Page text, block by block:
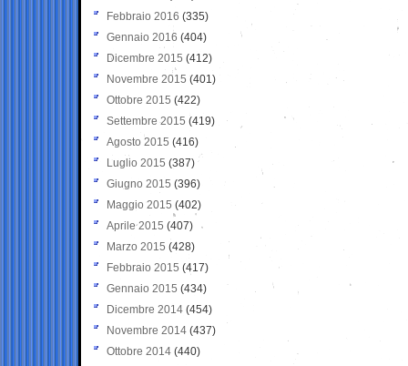
Febbraio 2016 (335)
Gennaio 2016 (404)
Dicembre 2015 (412)
Novembre 2015 (401)
Ottobre 2015 (422)
Settembre 2015 (419)
Agosto 2015 (416)
Luglio 2015 (387)
Giugno 2015 (396)
Maggio 2015 (402)
Aprile 2015 (407)
Marzo 2015 (428)
Febbraio 2015 (417)
Gennaio 2015 (434)
Dicembre 2014 (454)
Novembre 2014 (437)
Ottobre 2014 (440)